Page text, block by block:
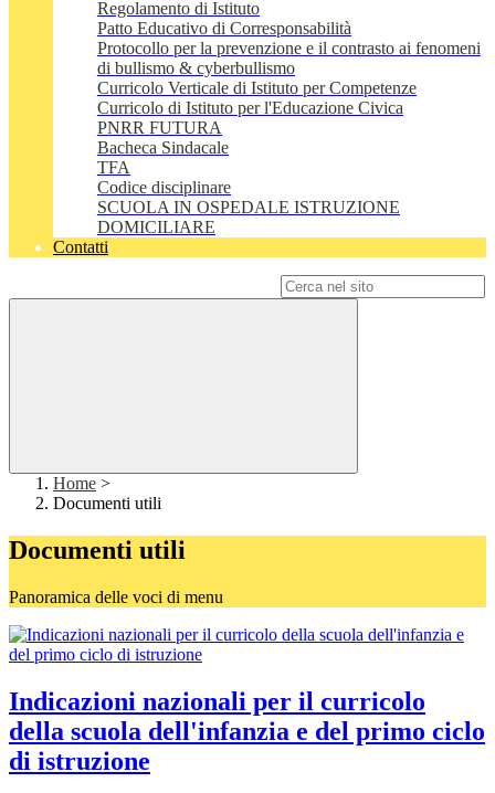
Regolamento di Istituto
Patto Educativo di Corresponsabilità
Protocollo per la prevenzione e il contrasto ai fenomeni
di bullismo & cyberbullismo
Curricolo Verticale di Istituto per Competenze
Curricolo di Istituto per l'Educazione Civica
PNRR FUTURA
Bacheca Sindacale
TFA
Codice disciplinare
SCUOLA IN OSPEDALE ISTRUZIONE
DOMICILIARE
Contatti
Home >
Documenti utili
Documenti utili
Panoramica delle voci di menu
Indicazioni nazionali per il curricolo
della scuola dell'infanzia e del primo ciclo
di istruzione